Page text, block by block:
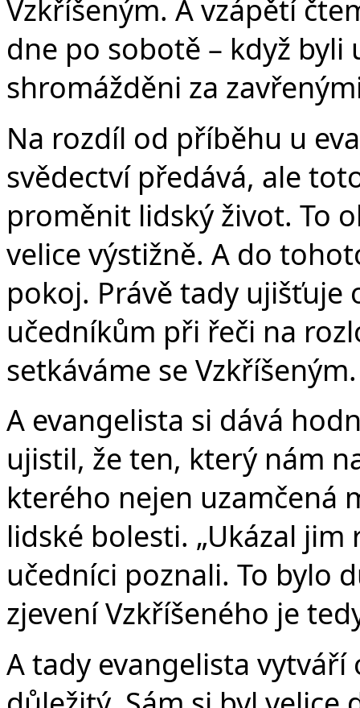
Vzkříšeným. A vzápětí
dne po sobotě – když byli
shromážděni za
Na rozdíl od příběhu u
svědectví předává, ale
proměnit lidský život. To
velice výstižně. A do
pokoj. Právě tady
učedníkům při řeči na
setkáváme se Vzkříšeným.
A evangelista si dává
ujistil, že ten, který nám
kterého nejen uzamčená
lidské bolesti. „Ukázal jim
učedníci poznali. To bylo
zjevení Vzkříšeného je
A tady evangelista